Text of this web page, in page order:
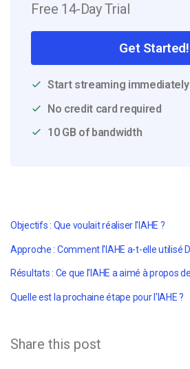
Free 14-Day Trial
Get Started!
Start streaming immediately
No credit card required
10 GB of bandwidth
Objectifs : Que voulait réaliser l'IAHE ?
Quelle est la prochaine étape pour l'IAHE ?
Share this post